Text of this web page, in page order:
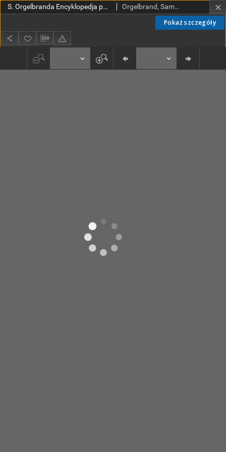
Pokaż szczegóły
S. Orgelbranda Encyklopedja powszechna z ilustracjami i mapami. T.6 Orgelbrand, Samuel (1810-1868). Wyd.